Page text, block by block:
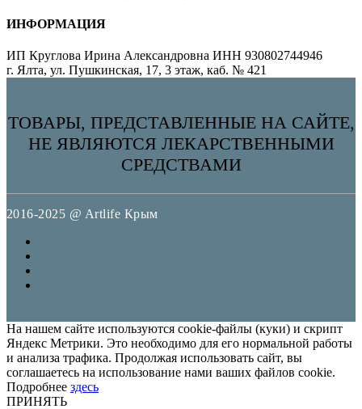
ИНФОРМАЦИЯ
ИП Круглова Ирина Александровна ИНН 930802744946
г. Ялта, ул. Пушкинская, 17, 3 этаж, каб. № 421
ТОВАРЫ, ПРЕДСТАВЛЕННЫЕ НА САЙТЕ,
НЕ ЯВЛЯЮТСЯ ЛЕКАРСТВЕННЫМИ
СРЕДСТВАМИ
2016-2025 @ Artlife Крым
На нашем сайте используются cookie-файлы (куки) и скрипт
Яндекс Метрики. Это необходимо для его нормальной работы
и анализа трафика. Продолжая использовать сайт, вы
соглашаетесь на использование нами ваших файлов cookie.
Подробнее здесь
ПРИНЯТЬ